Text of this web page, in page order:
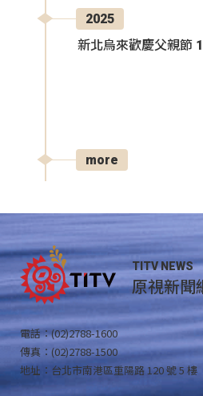
2025
新北烏來歡慶父親節
more
TITV NEWS
原視新聞
電話：(02)2788-1600
傳真：(02)2788-1500
地址：台北市南港區重陽路 120 號 5 樓